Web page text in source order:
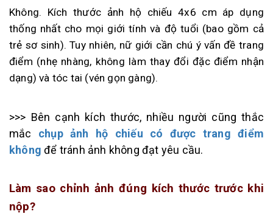
Không. Kích thước ảnh hộ chiếu 4x6 cm áp dụng
thống nhất cho mọi giới tính và độ tuổi (bao gồm cả
trẻ sơ sinh). Tuy nhiên, nữ giới cần chú ý vấn đề trang
điểm (nhẹ nhàng, không làm thay đổi đặc điểm nhận
dạng) và tóc tai (vén gọn gàng).
>>> Bên cạnh kích thước, nhiều người cũng thắc
mắc chụp ảnh hộ chiếu có được trang điểm
không để tránh ảnh không đạt yêu cầu.
Làm sao chỉnh ảnh đúng kích thước trước khi
nộp?